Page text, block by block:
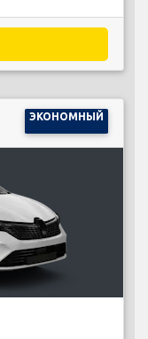
ЭКОНОМНЫЙ